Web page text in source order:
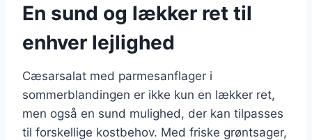
En sund og lækker ret til
enhver lejlighed
Cæsarsalat med parmesanflager i
sommerblandingen er ikke kun en lækker ret,
men også en sund mulighed, der kan tilpasses
til forskellige kostbehov. Med friske grøntsager,